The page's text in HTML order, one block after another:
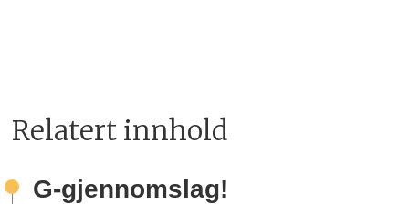
Relatert innhold
G-gjennomslag!